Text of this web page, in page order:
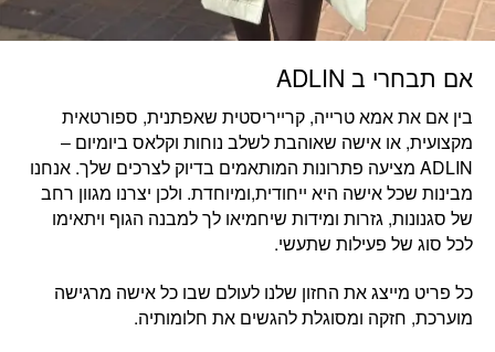
אם תבחרי ב ADLIN
בין אם אתאמא טרייה, קרייריסטית שאפתנית, ספורטאית
מקצועית, או אישה שאוהבת לשלב נוחות וקלאס ביומיום –
ADLIN מציעה פתרונות המותאמים בדיוק לצרכים שלך. אנחנו
מבינות שכל אישה היא ייחודית,ומיוחדת. ולכן יצרנו מגוון רחב
של סגנונות, גזרות ומידות שיחמיאו לך למבנה הגוף ויתאימו
לכל סוג של פעילות שתעשי.
כל פריט מייצג את החזון שלנו לעולם שבו כל אישה מרגישה
מוערכת, חזקה ומסוגלת להגשים את חלומותיה.